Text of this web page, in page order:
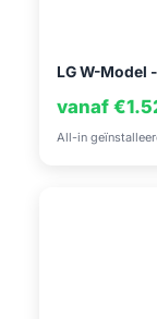
LG W-Model
vanaf
All-in